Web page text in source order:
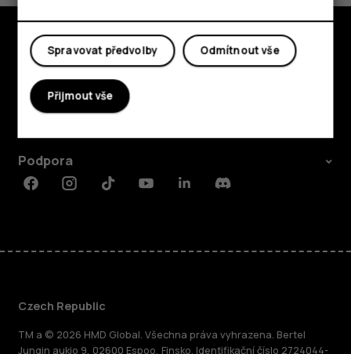
Prozkoumat
O nás
Podpora
FacebookInstagramTiktokYoutubeLinkedinDiscord
Czech Republic
TM a © 2026 HMD Global. Všechna práva vyhrazena. Bertel
Jungin aukio 9, 02600 Espoo, Finsko. Identifikační číslo 2724044-
Odmítnout vše
Spravovat předvolby
Přijmout vše